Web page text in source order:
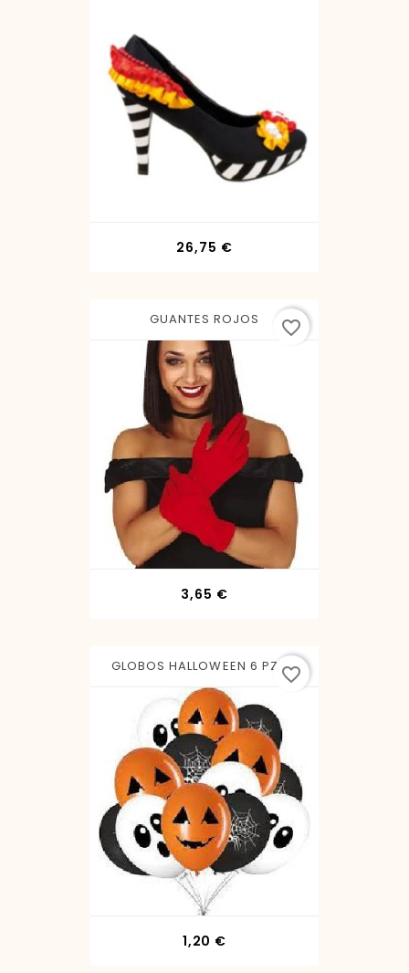
26,75 €Precio
GUANTES ROJOS
3,65 €Precio
favorite_border
GLOBOS HALLOWEEN 6 PZS...
1,20 €
favorite_border